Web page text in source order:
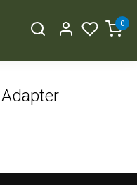
0